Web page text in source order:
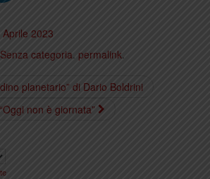
2023
Senza categoria. permalink.
planetario” di Dario Boldrini
“Oggi non è giornata”